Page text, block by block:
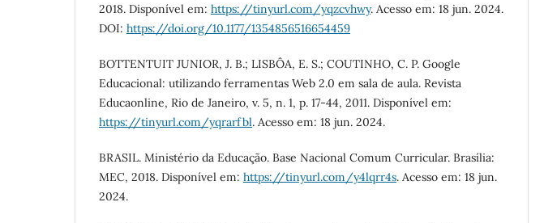
2018. Disponível em: https://tinyurl.com/yqzcvhwy. Acesso em: 18 jun. 2024.
DOI: https://doi.org/10.1177/1354856516654459
BOTTENTUIT JUNIOR, J. B.; LISBÔA, E. S.; COUTINHO, C. P. Google
Educacional: utilizando ferramentas Web 2.0 em sala de aula. Revista
Educaonline, Rio de Janeiro, v. 5, n. 1, p. 17-44, 2011. Disponível em:
https://tinyurl.com/yqrarfbl. Acesso em: 18 jun. 2024.
BRASIL. Ministério da Educação. Base Nacional Comum Curricular. Brasília:
MEC, 2018. Disponível em: https://tinyurl.com/y4lqrr4s. Acesso em: 18 jun.
2024.